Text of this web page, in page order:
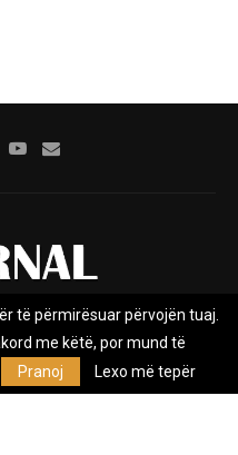
Marketing
Kontakt
e pavarur, e themeluar në vitin
të përmirësuar përvojën tuaj.
me këtë, por mund të
Pranoj Lexo më tepër